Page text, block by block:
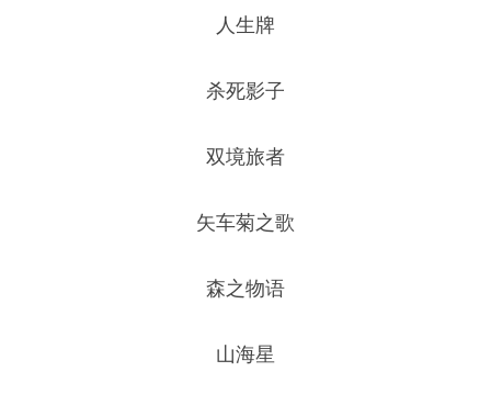
人生牌
杀死影子
双境旅者
矢车菊之歌
森之物语
山海星